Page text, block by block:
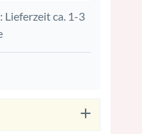
Lieferzeit ca. 1-3